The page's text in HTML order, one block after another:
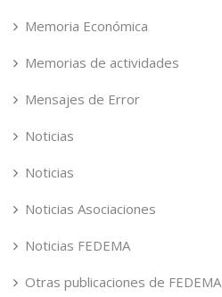
Memoria Económica
Memorias de actividades
Mensajes de Error
Noticias
Noticias
Noticias Asociaciones
Noticias FEDEMA
Otras publicaciones de FEDEMA